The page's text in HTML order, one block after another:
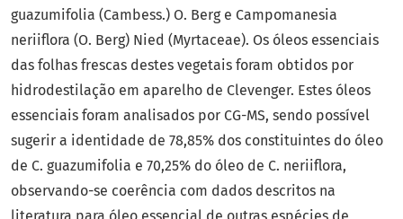
guazumifolia (Cambess.) O. Berg e Campomanesia
neriiflora (O. Berg) Nied (Myrtaceae). Os óleos essenciais
das folhas frescas destes vegetais foram obtidos por
hidrodestilação em aparelho de Clevenger. Estes óleos
essenciais foram analisados por CG-MS, sendo possível
sugerir a identidade de 78,85% dos constituintes do óleo
de C. guazumifolia e 70,25% do óleo de C. neriiflora,
observando-se coerência com dados descritos na